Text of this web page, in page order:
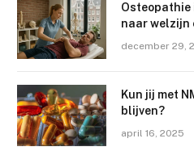
Osteopathie
naar welzijn
december 29,
Kun jij met
blijven?
april 16, 2025